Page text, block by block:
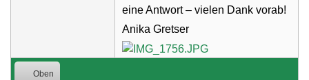
eine Antwort – vielen Dank vorab!
Anika Gretser
Oben